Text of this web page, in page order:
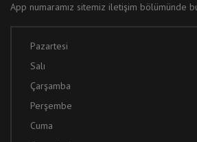
App numaramız sitemiz iletişim bölümünde
Pazartesi
Salı
Çarşamba
Perşembe
Cuma